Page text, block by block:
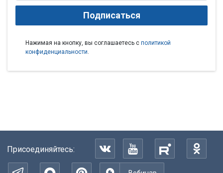
Подписаться
Нажимая на кнопку, вы соглашаетесь с политикой
конфиденциальности.
Присоединяйтесь: